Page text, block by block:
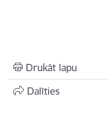
Drukāt lapu
Dalīties